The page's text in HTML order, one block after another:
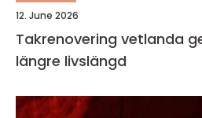
12. June 2026
Takrenovering vetlanda
längre livslängd